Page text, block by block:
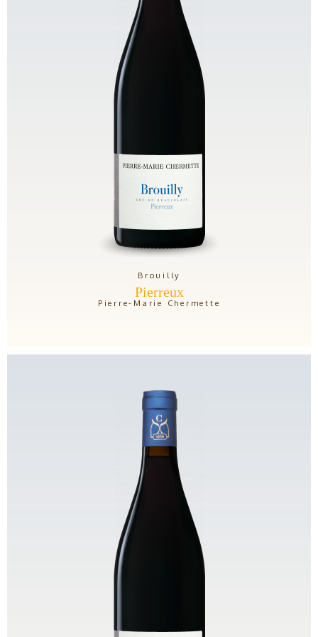
Brouilly
Pierreux
Pierre-Marie Chermette